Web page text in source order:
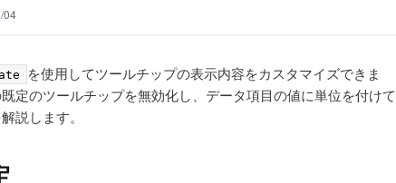
04
を使用してツールチップの表示内容をカスタマイズできま
定のツールチップを無効化し、データ項目の値に単位を付けて
説します。